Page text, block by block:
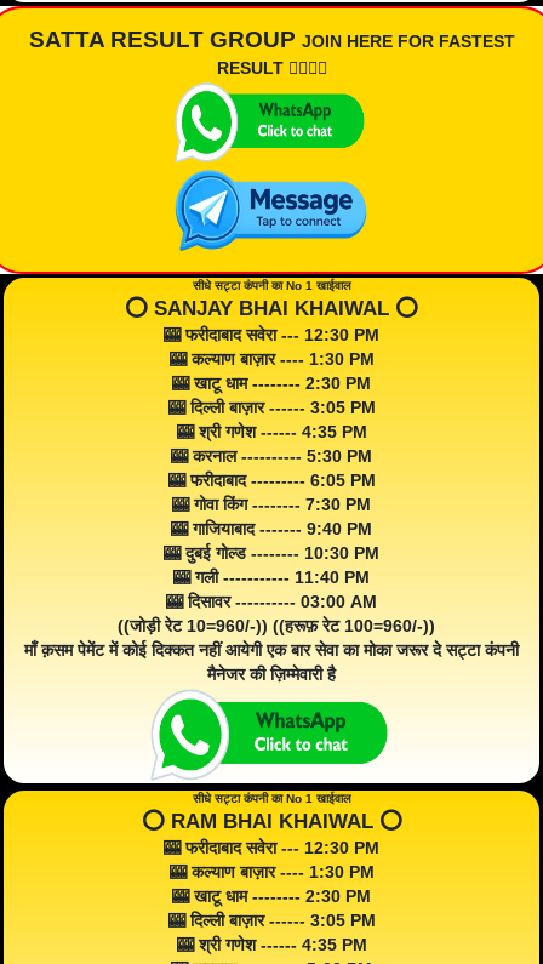
SATTA RESULT GROUP JOIN HERE FOR FASTEST
RESULT 👇🏾👇🏾
सीधे सट्टा कंपनी का No 1 खाईवाल
⭕️ SANJAY BHAI KHAIWAL ⭕️
🎰 फरीदाबाद सवेरा --- 12:30 PM
🎰 कल्याण बाज़ार ---- 1:30 PM
🎰 खाटू धाम -------- 2:30 PM
🎰 दिल्ली बाज़ार ------ 3:05 PM
🎰 श्री गणेश ------ 4:35 PM
🎰 करनाल ---------- 5:30 PM
🎰 फरीदाबाद --------- 6:05 PM
🎰 गोवा किंग -------- 7:30 PM
🎰 गाजियाबाद ------- 9:40 PM
🎰 दुबई गोल्ड -------- 10:30 PM
🎰 गली ----------- 11:40 PM
🎰 दिसावर ---------- 03:00 AM
((जोड़ी रेट 10=960/-)) ((हरूफ़ रेट 100=960/-))
माँ क़सम पेमेंट में कोई दिक्कत नहीं आयेगी एक बार सेवा का मोका जरूर दे सट्टा कंपनी
मैनेजर की ज़िम्मेवारी है
सीधे सट्टा कंपनी का No 1 खाईवाल
⭕️ RAM BHAI KHAIWAL ⭕️
🎰 फरीदाबाद सवेरा --- 12:30 PM
🎰 कल्याण बाज़ार ---- 1:30 PM
🎰 खाटू धाम -------- 2:30 PM
🎰 दिल्ली बाज़ार ------ 3:05 PM
🎰 श्री गणेश ------ 4:35 PM